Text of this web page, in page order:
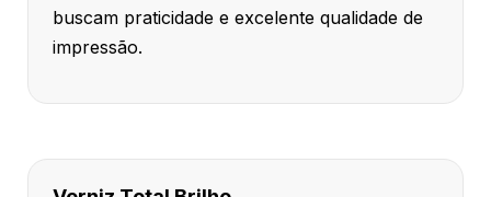
buscam praticidade e excelente qualidade de
impressão.